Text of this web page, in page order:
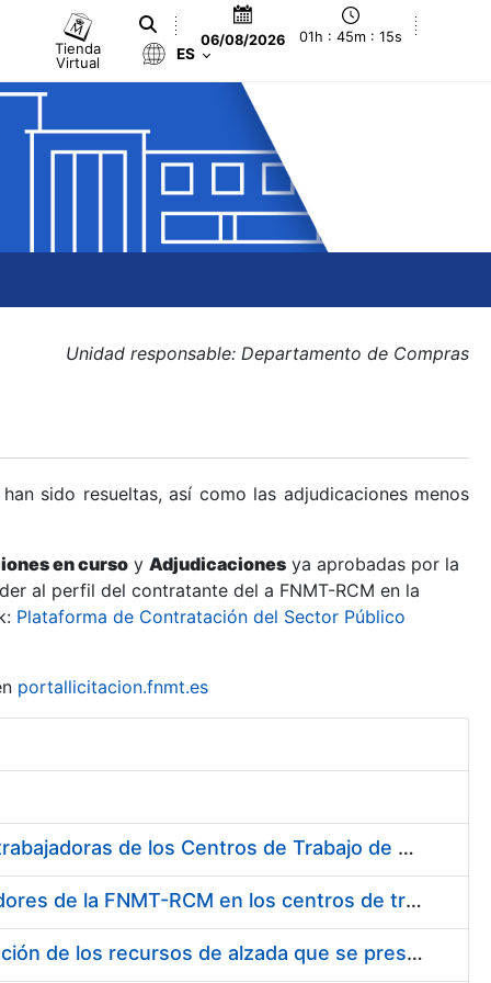
Tienda
Virtual
06/08/2026 01h : 45m : 15s
ES
Unidad responsable: Departamento de Compras
sido resueltas, así como las adjudicaciones menos
en curso y Adjudicaciones ya aprobadas por la
al perfil del contratante del a FNMT-RCM en la
Plataforma de Contratación del Sector Público
portallicitacion.fnmt.es
Suministro de Protectores Auditivos a medida para las personas trabajadoras de los Centros de Trabajo de Madrid y Burgos
Suministro de gafas graduadas antiproyecciones para los trabajadores de la FNMT-RCM en los centros de trabajo de Madrid y Burgos
Servicios de una empresa externa para el asesoramiento y resolución de los recursos de alzada que se presentan relacionados con procesos de selección para la FNMT-RCM